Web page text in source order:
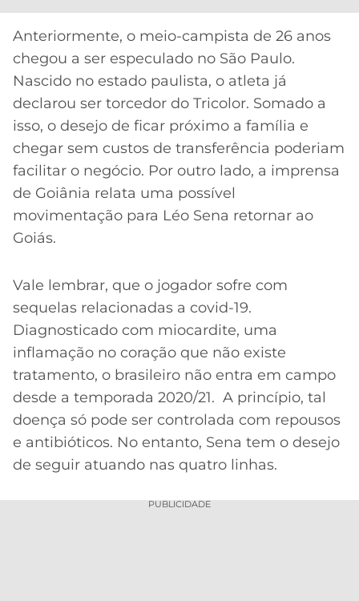
ONLINE
MELHORES
CASSINOS
ONLINE
2026
VASCO
INTERNACIONAL
GRÊMIO
ATLÉTICO
MG
CRUZEIRO
LIGA
DOS
CAMPEÕES
LALIGA
Anteriormente, o meio-campista de 26 anos
chegou a ser especulado no São Paulo.
Nascido no estado paulista, o atleta já
declarou ser torcedor do Tricolor. Somado a
isso, o desejo de ficar próximo a família e
chegar sem custos de transferência poderiam
facilitar o negócio. Por outro lado, a imprensa
de Goiânia relata uma possível
movimentação para Léo Sena retornar ao
Goiás.
Vale lembrar, que o jogador sofre com
sequelas relacionadas a covid-19.
Diagnosticado com miocardite, uma
inflamação no coração que não existe
tratamento, o brasileiro não entra em campo
desde a temporada 2020/21. A princípio, tal
doença só pode ser controlada com repousos
e antibióticos. No entanto, Sena tem o desejo
de seguir atuando nas quatro linhas.
PUBLICIDADE